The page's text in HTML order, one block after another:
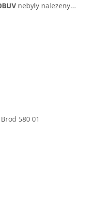
nebyly nalezeny...
580 01